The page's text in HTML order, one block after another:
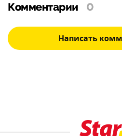
Комментарии 0
Написать